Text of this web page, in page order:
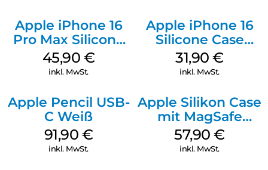
Apple iPhone 16
Pro Max Silicone
Case MagSafe
Ultramarine
45,90 €
inkl. MwSt.
Apple iPhone 16
Silicone Case
MagSafe Fuchsia
31,90€
inkl. MwSt.
Apple Pencil USB-
C Weiß
91,90 €
inkl. MwSt.
Apple Silikon Case
mit MagSafe
iPhone 14 Pro
(PRODUCT)RED
57,90€
inkl. MwSt.